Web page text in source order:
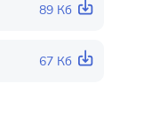
89 Кб
67 Кб